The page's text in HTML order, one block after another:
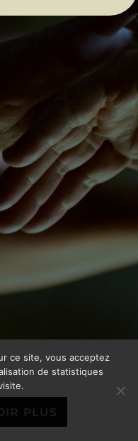
ce site, vous acceptez
de statistiques
PLUS